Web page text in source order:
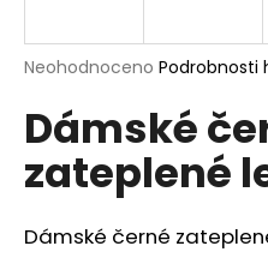
Průměrné
produktu
je
z
hvězdiček.
Neohodnoceno Podrobnosti
Dámské
zateplené
Dámské černé
j
t
?